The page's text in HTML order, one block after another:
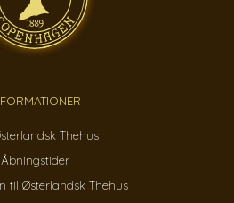
Thehus
Åbningstider
til Østerlandsk Thehus